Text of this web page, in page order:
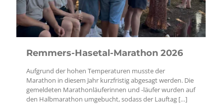
Remmers-Hasetal-Marathon 2026
Aufgrund der hohen Temperaturen musste der
Marathon in diesem Jahr kurzfristig abgesagt werden. Die
gemeldeten Marathonläuferinnen und -läufer wurden auf
den Halbmarathon umgebucht, sodass der Lauftag […]